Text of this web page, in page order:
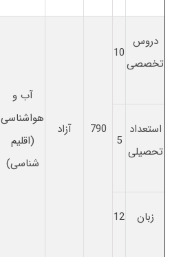
دروس
تخصصی
10
790 آزاد
آب و
هواشناسی
(اقلیم
شناسی)
استعداد
تحصیلی
5
زبان 12